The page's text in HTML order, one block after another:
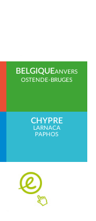
BELGIQUEANVERS
OSTENDE-BRUGES
CHYPRE
LARNACA
PAPHOS